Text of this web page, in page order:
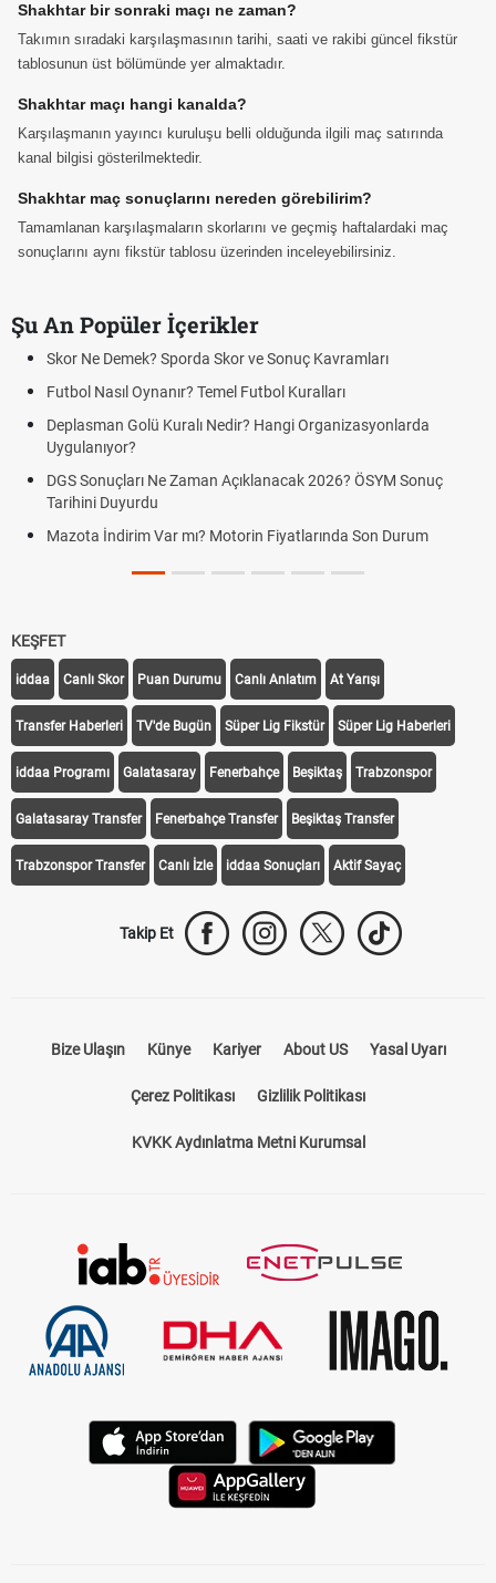
Shakhtar bir sonraki maçı ne zaman?
Takımın sıradaki karşılaşmasının tarihi, saati ve rakibi güncel fikstür
tablosunun üst bölümünde yer almaktadır.
Shakhtar maçı hangi kanalda?
Karşılaşmanın yayıncı kuruluşu belli olduğunda ilgili maç satırında
kanal bilgisi gösterilmektedir.
Shakhtar maç sonuçlarını nereden görebilirim?
Tamamlanan karşılaşmaların skorlarını ve geçmiş haftalardaki maç
sonuçlarını aynı fikstür tablosu üzerinden inceleyebilirsiniz.
Şu An Popüler İçerikler
Sonuç Kavramları
Kuralları
Organizasyonlarda
2026? ÖSYM Sonuç
Son Durum
Hradec Kralove Beşiktaş maçı
Hradec Kralove Beşiktaş CANLI
Kralove BJK link
linki
KEŞFET
iddaa Canlı Skor Puan Durumu Canlı Anlatım At Yarışı
Transfer Haberleri TV'de Bugün Süper Lig Fikstür Süper Lig Haberleri
iddaa Programı Galatasaray Fenerbahçe Beşiktaş Trabzonspor
Galatasaray Transfer Fenerbahçe Transfer Beşiktaş Transfer
Canlı İzle iddaa Sonuçları Aktif Sayaç
Künye Kariyer About US
Çerez Politikası Gizlilik Politikası